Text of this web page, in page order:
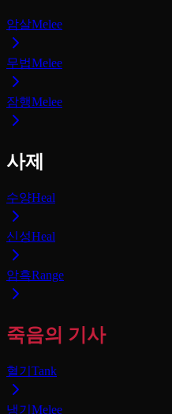
암살Melee
무법Melee
잠행Melee
사제
수양Heal
신성Heal
암흑Range
죽음의 기사
혈기 Tank
냉기 Melee